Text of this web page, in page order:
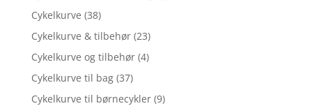
Cykelkurve (38)
Cykelkurve & tilbehør (23)
Cykelkurve og tilbehør (4)
Cykelkurve til bag (37)
Cykelkurve til børnecykler (9)